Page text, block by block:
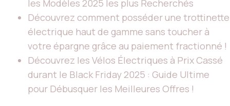
les Modèles 2025 les plus Recherchés
Découvrez comment posséder une trottinette
électrique haut de gamme sans toucher à
votre épargne grâce au paiement fractionné !
Découvrez les Vélos Électriques à Prix Cassé
durant le Black Friday 2025 : Guide Ultime
pour Débusquer les Meilleures Offres !